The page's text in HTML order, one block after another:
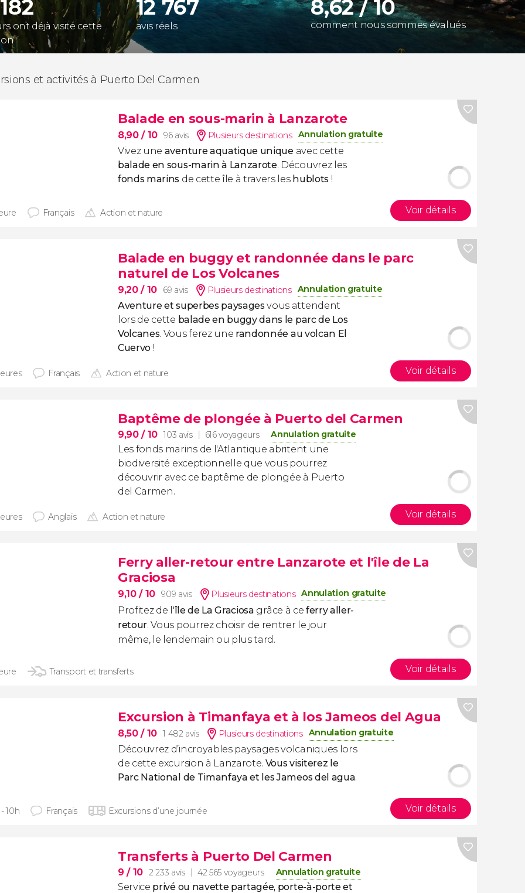
ont déjà visité cette
12 767
avis réels
8,62 / 10
comment nous sommes évalués
et activités à Puerto Del Carmen
Balade en sous-marin à Lanzarote
8,90/ 10 96 avis Plusieurs destinations Annulation gratuite
Vivez une aventure aquatique unique avec cette
balade en sous-marin à Lanzarote. Découvrez les
fonds marins de cette île à travers les hublots !
Français Action et nature Voir détails
Balade en buggy et randonnée dans le parc
naturel de Los Volcanes
9,20/ 10 69 avis Plusieurs destinations Annulation gratuite
Aventure et superbes paysagesvous attendent
lors de cette balade en buggy dans le parc de Los
Volcanes. Vous ferez une randonnée au volcan El
Cuervo !
Français Action et nature Voir détails
Baptême de plongée à Puerto del Carmen
9,90/ 10 103 avis 616 voyageurs Annulation gratuite
Les fonds marins de l'Atlantique abritent une
biodiversité exceptionnelle que vous pourrez
découvrir avec ce baptême de plongée à Puerto
del Carmen.
Anglais Action et nature Voir détails
Ferry aller-retour entre Lanzarote et l'île de La
Graciosa
9,10/ 10 909 avis Plusieurs destinations Annulation gratuite
Profitez de l'île de La Graciosa grâce à ce ferry aller-
retour. Vous pourrez choisir de rentrer le jour
même, le lendemain ou plus tard.
Transport et transferts Voir détails
Excursion à Timanfaya et à los Jameos del Agua
8,50/ 10 1 482 avis Plusieurs destinations Annulation gratuite
Découvrez d’incroyables paysages volcaniques lors
de cette excursion à Lanzarote. Vous visiterez le
Parc National de Timanfaya et les Jameos del agua.
10h Français Excursions d’une journée Voir détails
Transferts à Puerto Del Carmen
9/ 10 2 233 avis 42 565 voyageurs Annulation gratuite
Service privé ou navette partagée, porte-à-porte et